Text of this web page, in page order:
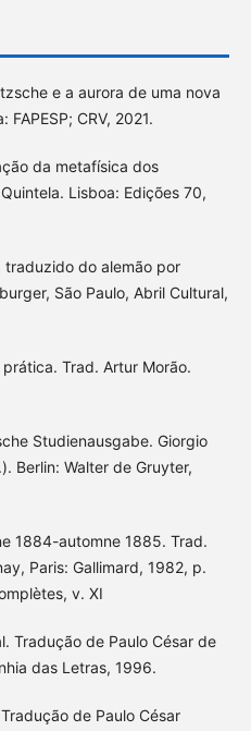
e a aurora de uma nova
CRV, 2021.
da metafísica dos
Lisboa: Edições 70,
traduzido do alemão por
São Paulo, Abril Cultural,
prática. Trad. Artur Morão.
Studienausgabe. Giorgio
Berlin: Walter de Gruyter,
1884-automne 1885. Trad.
Paris: Gallimard, 1982, p.
v. XI
Tradução de Paulo César de
das Letras, 1996.
Tradução de Paulo César